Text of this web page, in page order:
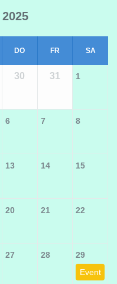
DO FR SA
30 31 1
6 7 8
13 14 15
20 21 22
27 28
29
Event